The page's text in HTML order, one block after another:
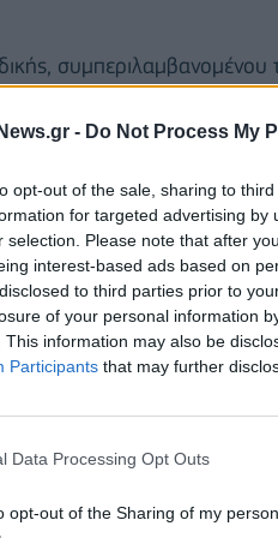
- Do Not Process My
opt-out of the sale, sharing to
for targeted advertising
selection. Please note that after
interest-based ads based on
to third parties prior to
of your personal information
This information may also be
Participants that may further
Data Processing Opt Outs
opt-out of the Sharing of my
(ΠΕ Θάσου, ΠΕ Ροδόπης,